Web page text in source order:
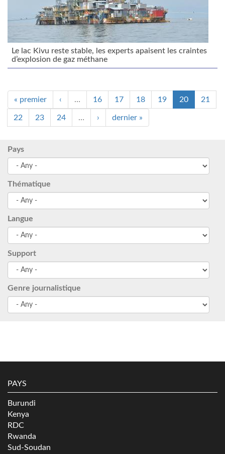
Le lac Kivu reste stable, les experts apaisent les craintes
d’explosion de gaz méthane
« premier ‹ … 16 17 18 19 20 21
22 23 24 … › dernier »
Pays
Thématique
Langue
Support
Genre journalistique
PAYS
Burundi
Kenya
RDC
Rwanda
Sud-Soudan